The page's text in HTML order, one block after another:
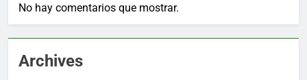
No hay comentarios que mostrar.
Archives